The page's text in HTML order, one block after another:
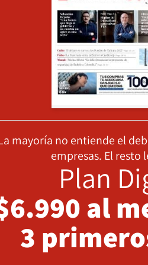
mayoría no entiende el
empresas. El resto
Plan
al
3